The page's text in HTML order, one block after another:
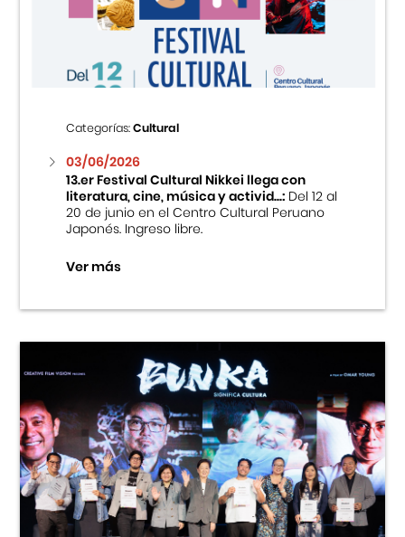
Centro Cultural Peruano Japonés
Cursos
Museo de la Inmigración Japonesa
Fondo Editorial
Teatro Peruano Japonés
Categorías:Cultural
03/06/2026
13.er Festival Cultural Nikkei llega con
literatura, cine, música y activid...:Del 12 al
20 de junio en el Centro Cultural Peruano
Japonés. Ingreso libre.
Ver más